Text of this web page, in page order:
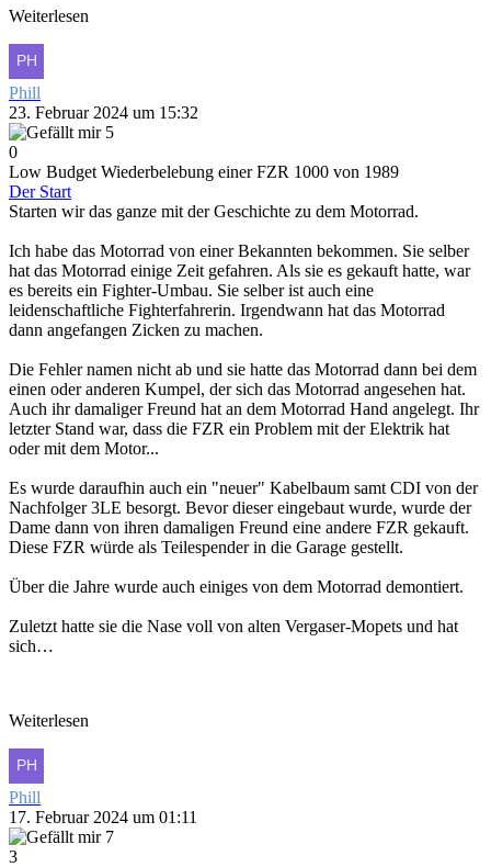
Weiterlesen
Phill
23. Februar 2024 um 15:32
5
0
Low Budget Wiederbelebung einer FZR 1000 von 1989
Der Start
Starten wir das ganze mit der Geschichte zu dem Motorrad.
Ich habe das Motorrad von einer Bekannten bekommen. Sie selber
hat das Motorrad einige Zeit gefahren. Als sie es gekauft hatte, war
es bereits ein Fighter-Umbau. Sie selber ist auch eine
leidenschaftliche Fighterfahrerin. Irgendwann hat das Motorrad
dann angefangen Zicken zu machen.
Die Fehler namen nicht ab und sie hatte das Motorrad dann bei dem
einen oder anderen Kumpel, der sich das Motorrad angesehen hat.
Auch ihr damaliger Freund hat an dem Motorrad Hand angelegt. Ihr
letzter Stand war, dass die FZR ein Problem mit der Elektrik hat
oder mit dem Motor...
Es wurde daraufhin auch ein "neuer" Kabelbaum samt CDI von der
Nachfolger 3LE besorgt. Bevor dieser eingebaut wurde, wurde der
Dame dann von ihren damaligen Freund eine andere FZR gekauft.
Diese FZR würde als Teilespender in die Garage gestellt.
Über die Jahre wurde auch einiges von dem Motorrad demontiert.
Zuletzt hatte sie die Nase voll von alten Vergaser-Mopets und hat
sich…
Weiterlesen
Phill
17. Februar 2024 um 01:11
7
3